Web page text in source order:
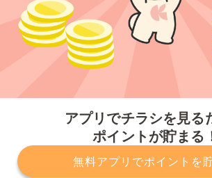
アプリでチラシを見る
ポイントが貯まる
無料アプリでポイントを